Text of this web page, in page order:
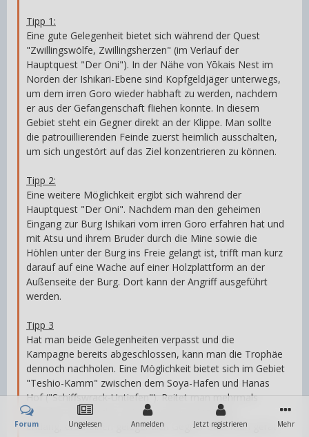
Tipp 1:
Eine gute Gelegenheit bietet sich während der Quest
"Zwillingswölfe, Zwillingsherzen" (im Verlauf der
Hauptquest "Der Oni"). In der Nähe von Yōkais Nest im
Norden der Ishikari-Ebene sind Kopfgeldjäger unterwegs,
um dem irren Goro wieder habhaft zu werden, nachdem
er aus der Gefangenschaft fliehen konnte. In diesem
Gebiet steht ein Gegner direkt an der Klippe. Man sollte
die patrouillierenden Feinde zuerst heimlich ausschalten,
um sich ungestört auf das Ziel konzentrieren zu können.
Tipp 2:
Eine weitere Möglichkeit ergibt sich während der
Hauptquest "Der Oni". Nachdem man den geheimen
Eingang zur Burg Ishikari vom irren Goro erfahren hat und
mit Atsu und ihrem Bruder durch die Mine sowie die
Höhlen unter der Burg ins Freie gelangt ist, trifft man kurz
darauf auf eine Wache auf einer Holzplattform an der
Außenseite der Burg. Dort kann der Angriff ausgeführt
werden.
Tipp 3
Hat man beide Gelegenheiten verpasst und die
Kampagne bereits abgeschlossen, kann man die Trophäe
dennoch nachholen. Eine Möglichkeit bietet sich im Gebiet
"Teshio-Kamm" zwischen dem Soya-Hafen und Hanas
Hof ("Schiffswrack-Untiefen"). Reitet man mehrmals
zwischen den beiden Orten an der Küstenklippe
entlang, erscheinen gelegentlich Gegner oder man gerät
Forum Ungelesen Anmelden Jetzt registrieren Mehr